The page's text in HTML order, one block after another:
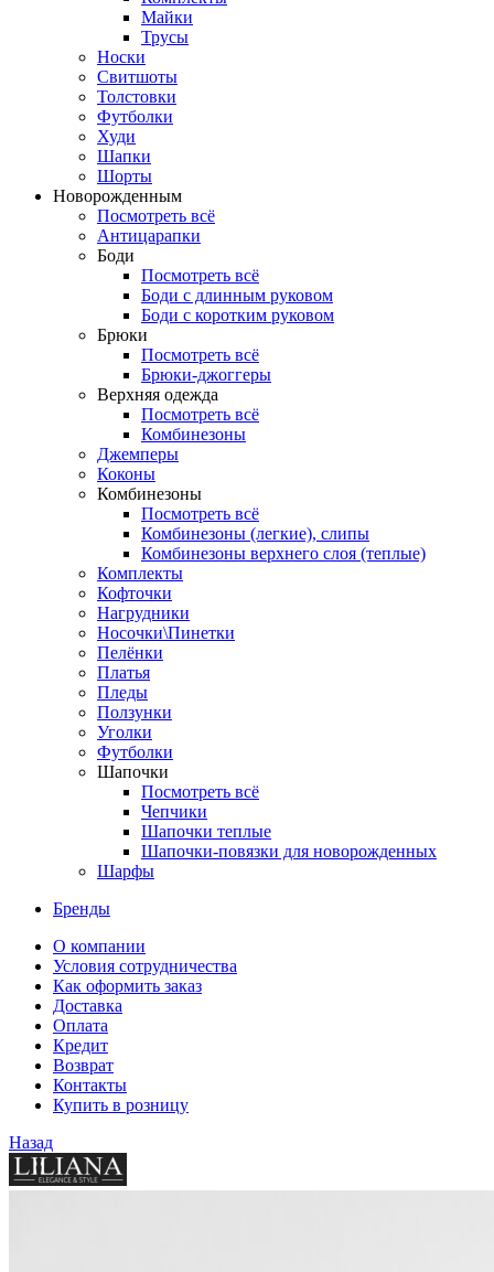
Майки
Трусы
Носки
Свитшоты
Толстовки
Футболки
Худи
Шапки
Шорты
Новорожденным
Посмотреть всё
Антицарапки
Боди
Посмотреть всё
Боди с длинным руковом
Боди с коротким руковом
Брюки
Посмотреть всё
Брюки-джоггеры
Верхняя одежда
Посмотреть всё
Комбинезоны
Джемперы
Коконы
Комбинезоны
Посмотреть всё
Комбинезоны (легкие), слипы
Комбинезоны верхнего слоя (теплые)
Комплекты
Кофточки
Нагрудники
Носочки\Пинетки
Пелёнки
Платья
Пледы
Ползунки
Уголки
Футболки
Шапочки
Посмотреть всё
Чепчики
Шапочки теплые
Шапочки-повязки для новорожденных
Шарфы
Бренды
О компании
Условия сотрудничества
Как оформить заказ
Доставка
Оплата
Кредит
Возврат
Контакты
Купить в розницу
Назад